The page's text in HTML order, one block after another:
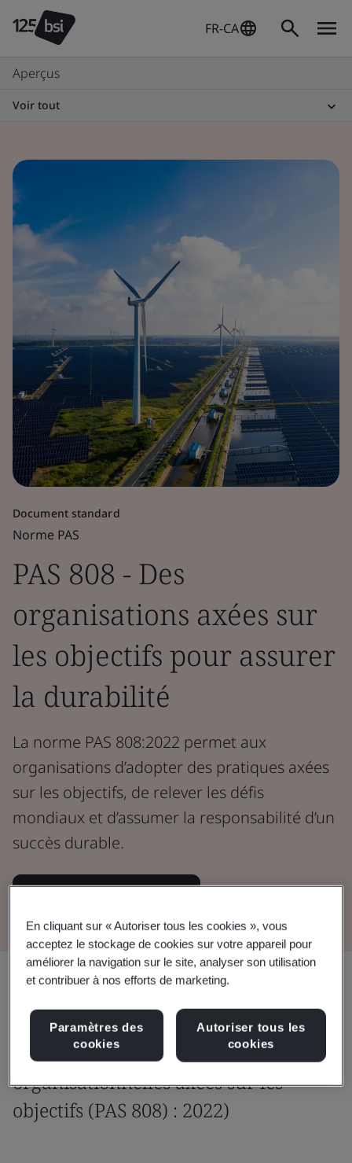
FR-CA
Aperçus
Voir tout
Document standard
Norme PAS
PAS 808 - Des
organisations axées sur
les objectifs pour assurer
la durabilité
La norme PAS 808:2022 permet aux
organisations d’adopter des pratiques axées
sur les objectifs, de relever les défis
mondiaux et d’assumer la responsabilité d’un
succès durable.
Partager:
Intégrer et renforcer les stratégies
organisationnelles axées sur les
objectifs (PAS 808) : 2022)
En cliquant sur « Autoriser tous les cookies », vous
acceptez le stockage de cookies sur votre appareil pour
améliorer la navigation sur le site, analyser son utilisation
et contribuer à nos efforts de marketing.
Paramètres des
cookies
Autoriser tous les
cookies